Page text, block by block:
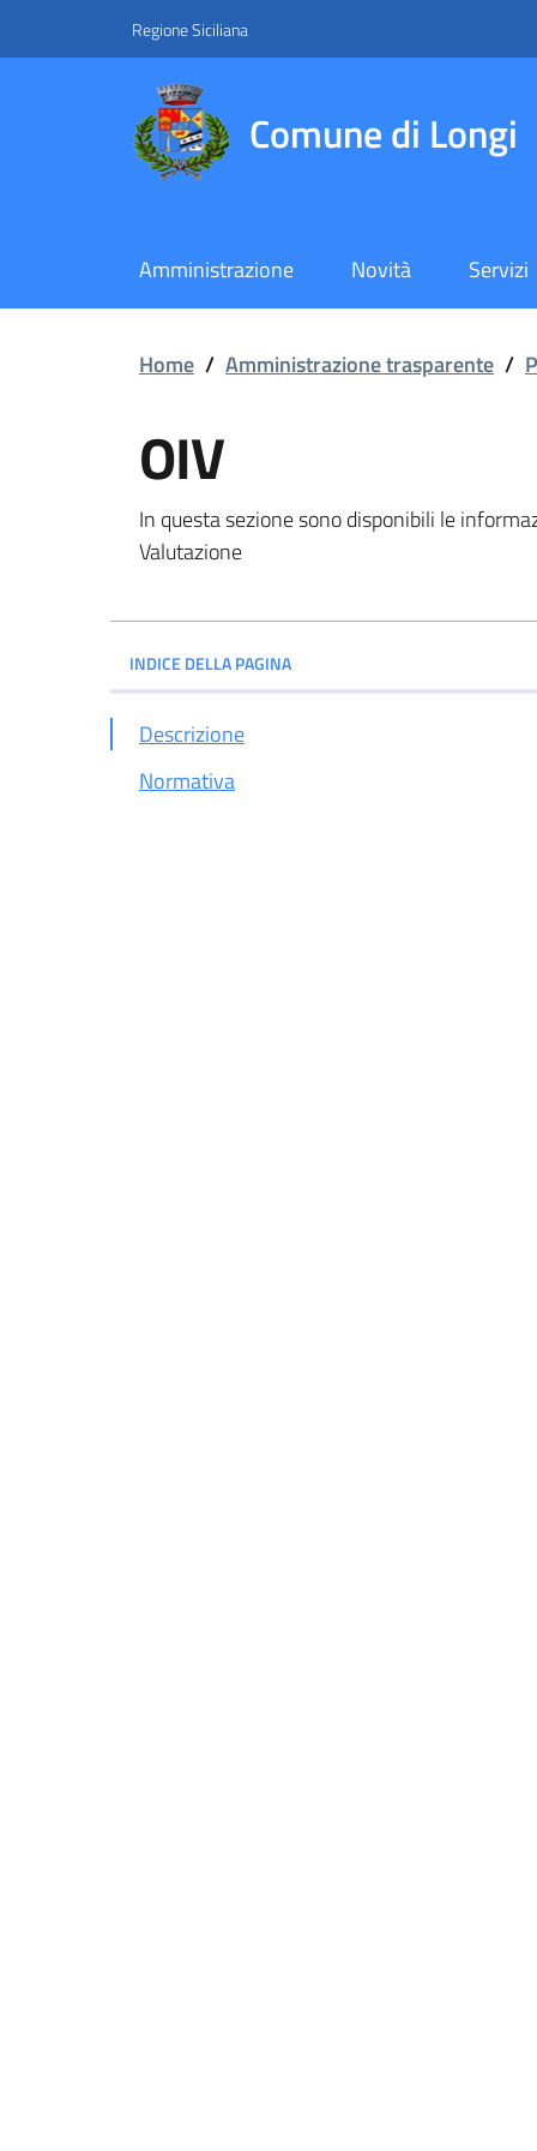
Regione Siciliana
Comune di Longi
Amministrazione Novità Servizi
Home / Amministrazione trasparente /
OIV
In questa sezione sono disponibili le
Valutazione
INDICE DELLA PAGINA
Descrizione
Normativa